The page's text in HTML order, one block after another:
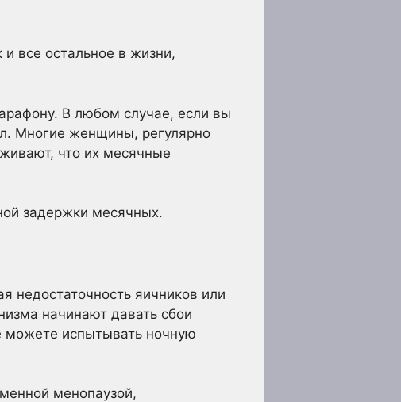
все остальное в жизни,
В любом случае, если вы
Многие женщины, регулярно
что их месячные
задержки месячных.
недостаточность яичников или
начинают давать сбои
испытывать ночную
менопаузой,